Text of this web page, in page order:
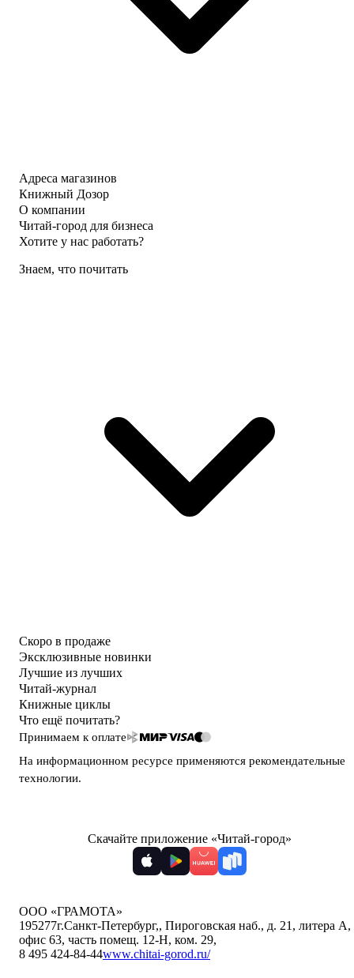
Адреса магазинов
Книжный Дозор
О компании
Читай-город для бизнеса
Хотите у нас работать?
Знаем, что почитать
Скоро в продаже
Эксклюзивные новинки
Лучшие из лучших
Читай-журнал
Книжные циклы
Что ещё почитать?
Принимаем к оплате
На информационном ресурсе применяются рекомендательные
технологии.
Скачайте приложение «Читай-город»
ООО «ГРАМОТА»
195277г.Санкт-Петербург,, Пироговская наб., д. 21, литера А,
офис 63, часть помещ. 12-Н, ком. 29,
8 495 424-84-44www.chitai-gorod.ru/